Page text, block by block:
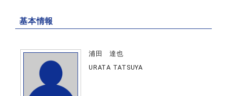
基本情報
浦田 達也
URATA TATSUYA